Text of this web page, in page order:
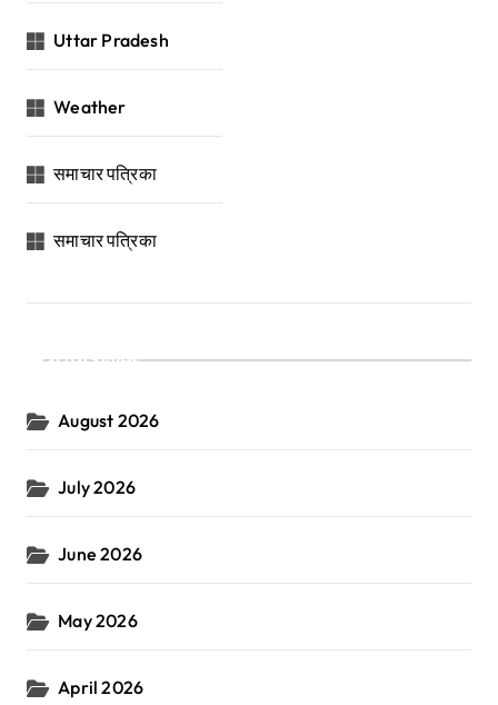
Uttar Pradesh
Weather
समाचार पत्रिका
समाचार पत्रिका
Archives
August 2026
July 2026
June 2026
May 2026
April 2026